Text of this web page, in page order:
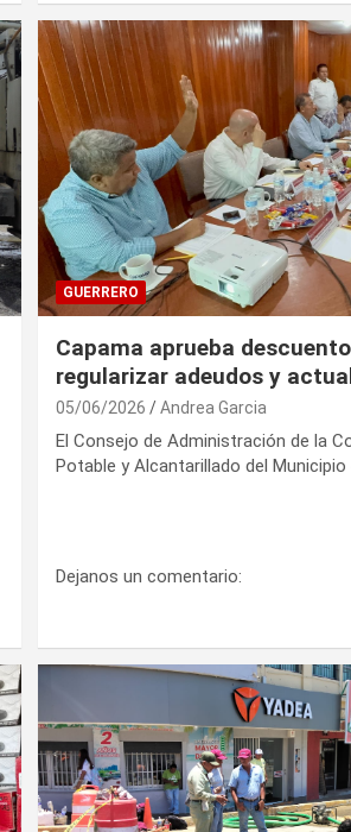
GUERRERO
Capama aprueba
regularizar adeudos y
05/06/2026 Andrea Garcia
El Consejo de Administración de la
Potable y Alcantarillado del
Dejanos un comentario: